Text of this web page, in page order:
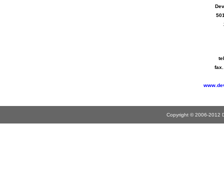
fax.
Copyright © 2006-2012